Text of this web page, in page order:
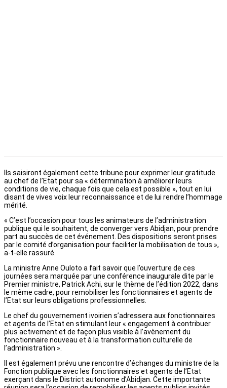
Ils saisiront également cette tribune pour exprimer leur gratitude
au chef de l’Etat pour sa « détermination à améliorer leurs
conditions de vie, chaque fois que cela est possible », tout en lui
disant de vives voix leur reconnaissance et de lui rendre l’hommage
mérité.
« C’est l’occasion pour tous les animateurs de l’administration
publique qui le souhaitent, de converger vers Abidjan, pour prendre
part au succès de cet événement. Des dispositions seront prises
par le comité d’organisation pour faciliter la mobilisation de tous »,
a-t-elle rassuré.
La ministre Anne Ouloto a fait savoir que l’ouverture de ces
journées sera marquée par une conférence inaugurale dite par le
Premier ministre, Patrick Achi, sur le thème de l’édition 2022, dans
le même cadre, pour remobiliser les fonctionnaires et agents de
l’Etat sur leurs obligations professionnelles.
Le chef du gouvernement ivoirien s’adressera aux fonctionnaires
et agents de l’Etat en stimulant leur « engagement à contribuer
plus activement et de façon plus visible à l’avènement du
fonctionnaire nouveau et à la transformation culturelle de
l’administration ».
Il est également prévu une rencontre d’échanges du ministre de la
Fonction publique avec les fonctionnaires et agents de l’Etat
exerçant dans le District autonome d’Abidjan. Cette importante